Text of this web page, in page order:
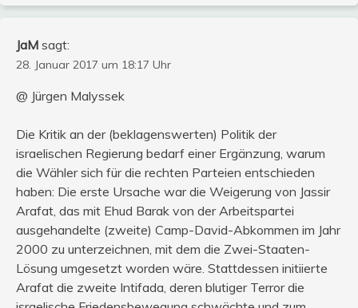
JaM sagt:
28. Januar 2017 um 18:17 Uhr
@ Jürgen Malyssek
Die Kritik an der (beklagenswerten) Politik der
israelischen Regierung bedarf einer Ergänzung, warum
die Wähler sich für die rechten Parteien entschieden
haben: Die erste Ursache war die Weigerung von Jassir
Arafat, das mit Ehud Barak von der Arbeitspartei
ausgehandelte (zweite) Camp-David-Abkommen im Jahr
2000 zu unterzeichnen, mit dem die Zwei-Staaten-
Lösung umgesetzt worden wäre. Stattdessen initiierte
Arafat die zweite Intifada, deren blutiger Terror die